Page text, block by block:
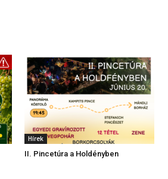
Hírek
II. Pincetúra a Holdényben